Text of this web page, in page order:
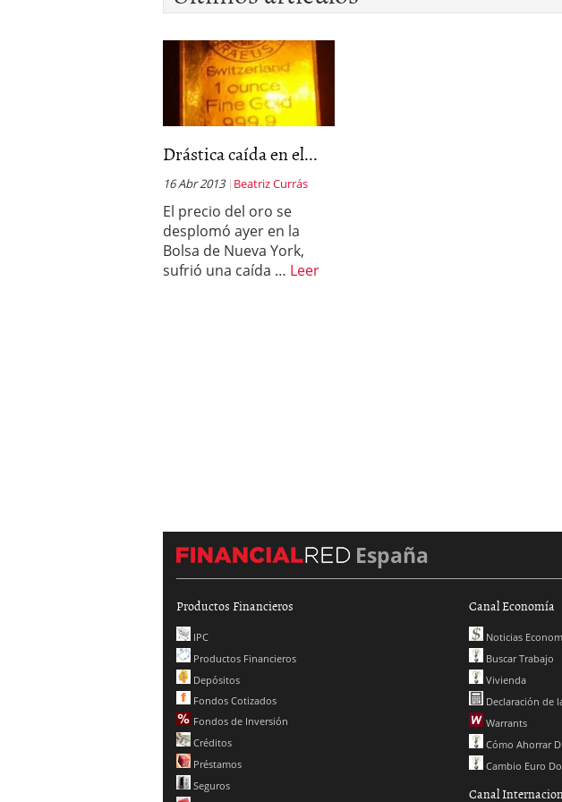
deportivos y atletas desarrollada a través de
Drástica caída en el...
16 Abr 2013 Beatriz Currás
El precio del oro se
desplomó ayer en la
Bolsa de Nueva York,
sufrió una caída … Leer
España
Productos Financieros
IPC
Productos Financieros
Depósitos
Fondos Cotizados
Fondos de Inversión
Créditos
Préstamos
Seguros
Canal Economía
Noticias
Buscar Trabajo
Vivienda
Declaración de
Warrants
Cómo Ahorrar
Cambio Euro
Canal